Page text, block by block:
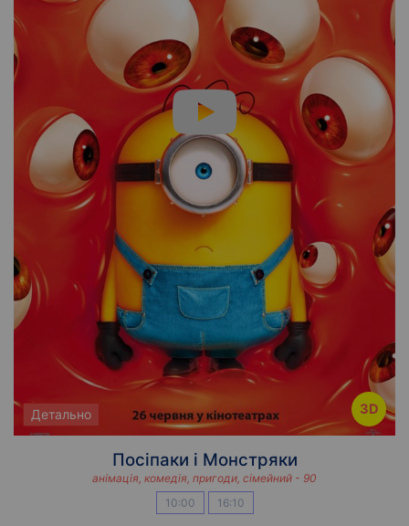
3D
Детально
Посіпаки і Монстряки
анімація, комедія, пригоди, сімейний - 90
10:00
16:10